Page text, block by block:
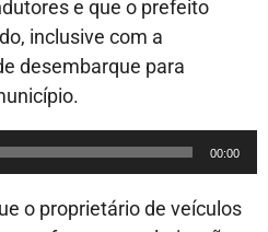
e que o prefeito
inclusive com a
desembarque para
00:00
o proprietário de veículos